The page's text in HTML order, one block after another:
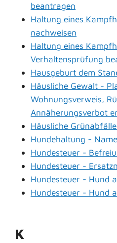
beantragen
Haltung eines
nachweisen
Haltung eines
Verhaltensprüfung
Hausgeburt dem
Häusliche Gewalt -
Wohnungsverweis,
Annäherungsverbot
Häusliche
Hundehaltung -
Hundesteuer -
Hundesteuer -
Hundesteuer - Hund
Hundesteuer - Hund
K